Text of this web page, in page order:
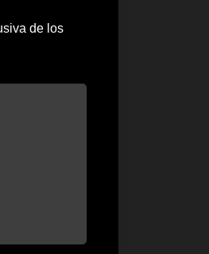
de los